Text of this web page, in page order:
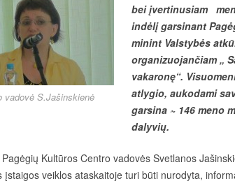
vadovė S.Jašinskienė
bei įvertinusiam
indėlį garsinant
minint Valstybės
organizuojančiam „
vakaronę“.
atlygio, aukodami
garsina ~ 146 meno
dalyvių.
Kultūros Centro vadovės Svetlanos
įstaigos veiklos ataskaitoje turi būti nurodyta,